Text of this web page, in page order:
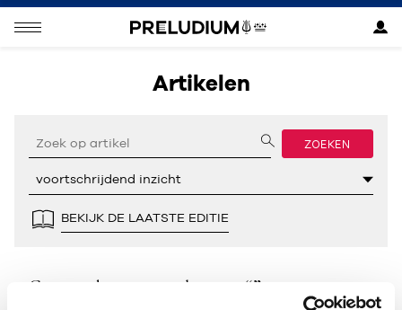
Artikelen
ZOEKEN
BEKIJK DE LAATSTE EDITIE
Geen resultaten gevonden voor “”.